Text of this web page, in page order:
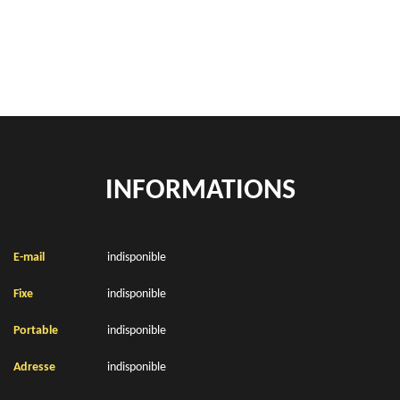
INFORMATIONS
E-mail indisponible
Fixe indisponible
Portable indisponible
Adresse indisponible